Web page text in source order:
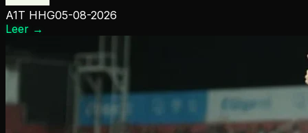
A1T HHG05-08-2026
Leer →